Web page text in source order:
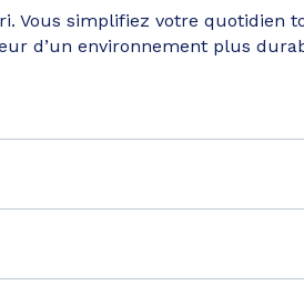
Vous simplifiez votre quotidien
d’un environnement plus